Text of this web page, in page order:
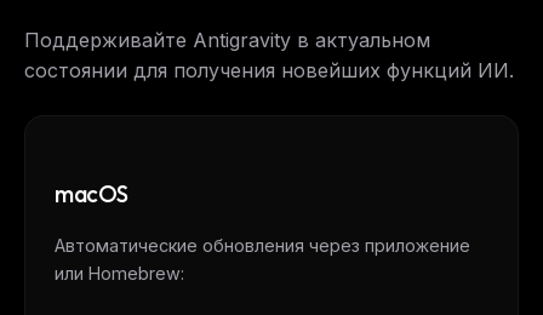
Поддерживайте Antigravity в актуальном
состоянии для получения новейших функций ИИ.
macOS
Автоматические обновления через приложение
или Homebrew: